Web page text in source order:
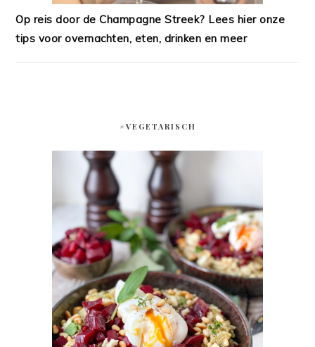
Op reis door de Champagne Streek? Lees hier onze
tips voor overnachten, eten, drinken en meer
#VEGETARISCH